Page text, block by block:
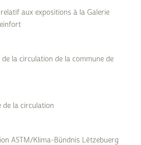
aux expositions à la Galerie
la circulation de la commune de
de la circulation
ASTM/Klima-Bündnis Lëtzebuerg